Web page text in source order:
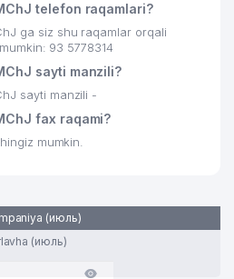
telefon raqamlari?
ga siz shu raqamlar orqali
93 5778314
sayti manzili?
sayti manzili -
fax raqami?
mumkin.
(июль)
(июль)